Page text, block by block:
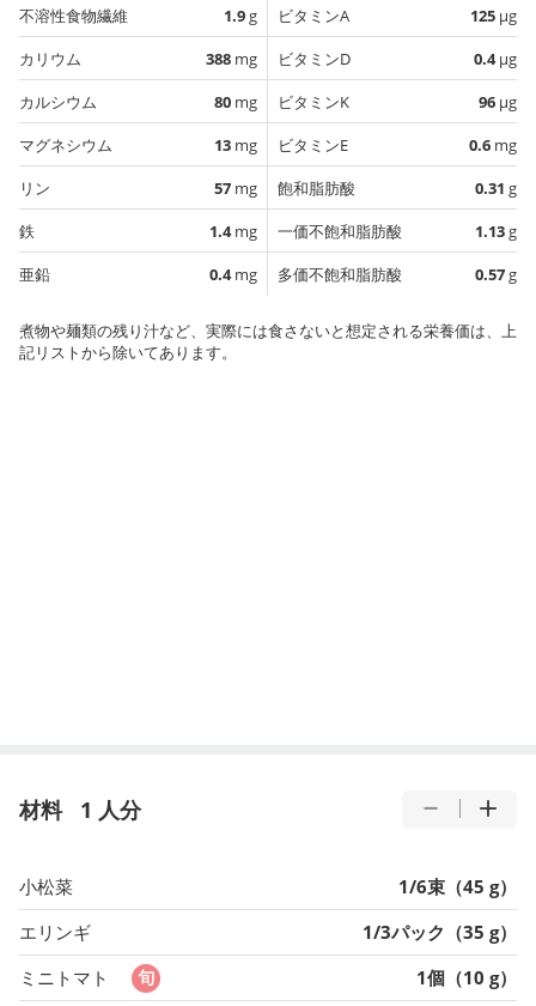
不溶性食物繊維
1.9g
カリウム
388 mg
カルシウム
80 mg
マグネシウム
13 mg
リン
57 mg
鉄
1.4mg
亜鉛
0.4mg
ビタミンA
125 µg
ビタミンD
0.4µg
ビタミンK
96 µg
ビタミンE
0.6 mg
飽和脂肪酸
0.31 g
一価不飽和脂肪酸
1.13g
多価不飽和脂肪酸
0.57g
煮物や麺類の残り汁など、実際には食さないと想定される栄養価は、上
記リストから除いてあります。
材料 1 人分
小松菜
1/6束（45 g）
エリンギ
1/3パック（35 g）
ミニトマト
1個（10 g）